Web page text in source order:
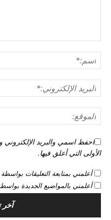
احفظ اسمي والبريد
الأولى التي أعلق فيها.
أعلمني بمتابعة التعليقات بواسطة
أعلمني بالمواضيع الجديدة